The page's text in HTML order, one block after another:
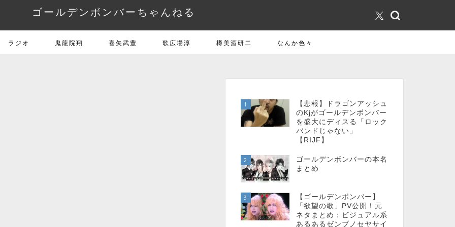
ゴールデンボンバーちゃんねる
ラジオ 鬼龍院翔 喜矢武豊 歌広場淳 樽美酒研二 なんか色々
1
【悲報】ドラゴンアッシュ
のKjがゴールデンボンバー
を盛大にディスる「ロック
バンドじゃない」
【RIJF】
2
ゴールデンボンバーの本名
まとめ
3
【ゴールデンボンバー】
「欲望の歌」PV公開！元
ネタまとめ：ビジュアル系
あるあるゼンブノセヤサイ